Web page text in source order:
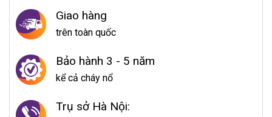
Giao hàng
trên toàn quốc
Bảo hành 3 - 5 năm
kể cả cháy nổ
Trụ sở Hà Nội: